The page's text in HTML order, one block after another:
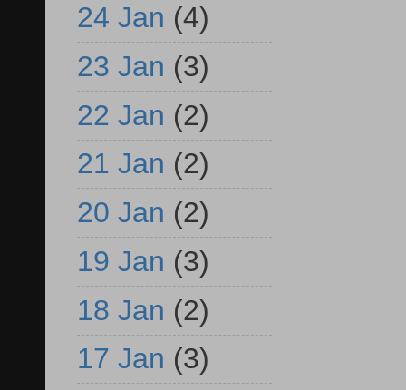
24 Jan (4)
23 Jan (3)
22 Jan (2)
21 Jan (2)
20 Jan (2)
19 Jan (3)
18 Jan (2)
17 Jan (3)